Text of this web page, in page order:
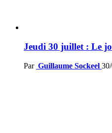
Jeudi 30 juillet : Le
Par Guillaume Sockeel